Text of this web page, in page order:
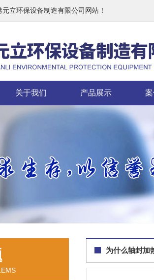
立环保设备制造有限公司网站！
关于我们 产品展示
为什么轴封加